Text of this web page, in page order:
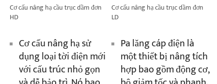
Cơ cấu nâng hạ cầu trục dầm đơn
HD
Cơ cấu nâng hạ sử
dụng loại tời điện mới
với cấu trúc nhỏ gọn
Cơ cấu nâng hạ cầu trục dầm đơn
LD
Pa lăng cáp điện là
một thiết bị nâng tích
hợp bao gồm động cơ,